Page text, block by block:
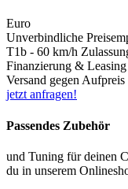
Euro
Unverbindliche
T1b - 60 km/h
Finanzierung &
Versand gegen
jetzt anfragen!
Passendes Zubehör
und Tuning für deinen
du in unserem